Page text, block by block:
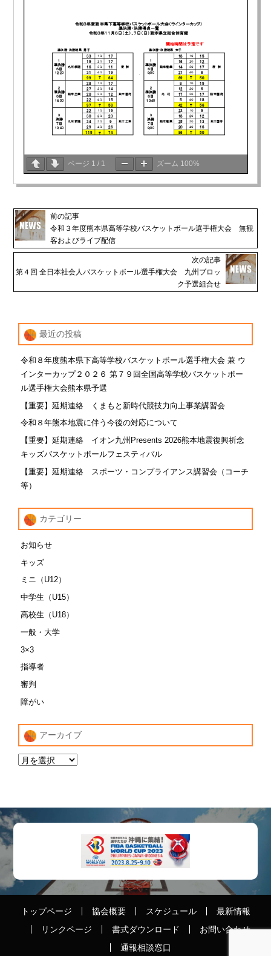
ページ 1 / 1 ズーム 100%
前の記事
令和３年度熊本県高等学校バスケットボール選手権大会 無観
客およびライブ配信
次の記事
第４回 全日本社会人バスケットボール選手権大会 九州ブロッ
ク予選組合せ
最近の投稿
令和８年度熊本県下高等学校バスケットボール選手権大会 兼 ウ
インターカップ２０２６ 第７９回全国高等学校バスケットボー
ル選手権大会熊本県予選
【重要】延期連絡 くまもと新時代競技力向上事業講習会
令和８年熊本地震に伴う今後の対応について
【重要】延期連絡 イオン九州Presents 2026熊本地震復興祈念
キッズバスケットボールフェスティバル
【重要】延期連絡 スポーツ・コンプライアンス講習会（コーチ
等）
カテゴリー
お知らせ
キッズ
ミニ（U12）
中学生（U15）
高校生（U18）
一般・大学
3×3
指導者
審判
障がい
アーカイブ
トップページ 協会概要 スケジュール
最新情報
リンクページ
書式ダウンロード
お問い合わせ
通報相談窓口